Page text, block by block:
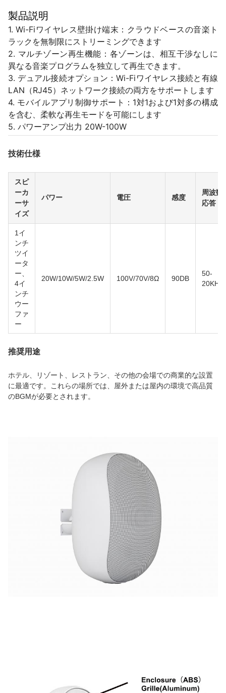
製品説明
1. Wi-Fiワイヤレス壁掛け端末：クラウドベースの音楽ト
ラックを無制限にストリーミングできます
2. マルチゾーン再生機能：各ゾーンは、相互干渉なしに
異なる音楽プログラムを独立して再生できます。
3. デュアル接続オプション：Wi-Fiワイヤレス接続と有線
LAN（RJ45）ネットワーク接続の両方をサポートします
4. モバイルアプリ制御サポート：1対1および1対多の構成
を含む、柔軟な再生モードを可能にします
5. パワーアンプ出力 20W-100W
技術仕様
スピ
ーカ
ーサ
イズ
パワー 電圧 感度
周波数
応答
1イ
ンチ
ツイ
ータ
ー、
4イ
ンチ
ウー
ファ
ー
20W/10W/5W/2.5W 100V/70V/8Ω 90DB
50-
20KHz
推奨用途
ホテル、リゾート、レストラン、その他の会場での商業的な設置
に最適です。これらの場所では、屋外または屋内の環境で高品質
のBGMが必要とされます。